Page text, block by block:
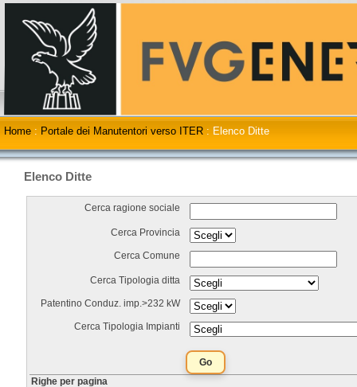
Home : Portale dei Manutentori verso ITER : Elenco Ditte
Elenco Ditte
Cerca ragione sociale
Cerca Provincia
Cerca Comune
Cerca Tipologia ditta
Patentino Conduz. imp.>232 kW
Cerca Tipologia Impianti
Righe per pagina